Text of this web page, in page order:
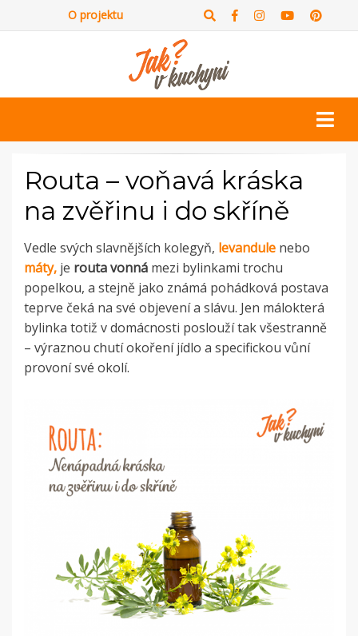
O projektu
Routa – voňavá kráska
na zvěřinu i do skříně
Vedle svých slavnějších kolegyň, levandule nebo
máty, je routa vonná mezi bylinkami trochu
popelkou, a stejně jako známá pohádková postava
teprve čeká na své objevení a slávu. Jen málokterá
bylinka totiž v domácnosti poslouží tak všestranně
– výraznou chutí okoření jídlo a specifickou vůní
provoní své okolí.